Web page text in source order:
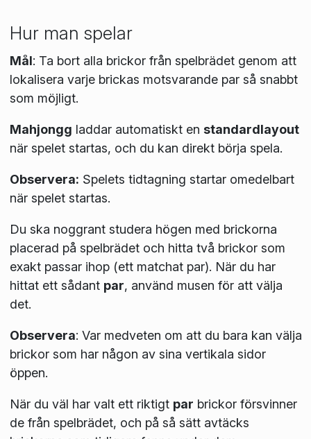
Hur man spelar
Mål: Ta bort alla brickor från spelbrädet genom att
lokalisera varje brickas motsvarande par så snabbt
som möjligt.
Mahjongg laddar automatiskt en standardlayout
när spelet startas, och du kan direkt börja spela.
Observera: Spelets tidtagning startar omedelbart
när spelet startas.
Du ska noggrant studera högen med brickorna
placerad på spelbrädet och hitta två brickor som
exakt passar ihop (ett matchat par). När du har
hittat ett sådant par, använd musen för att välja
det.
Observera: Var medveten om att du bara kan välja
brickor som har någon av sina vertikala sidor
öppen.
När du väl har valt ett riktigt par brickor försvinner
de från spelbrädet, och på så sätt avtäcks